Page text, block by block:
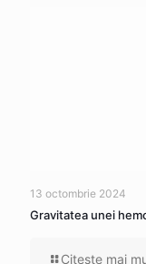
13 octombrie 2024
Gravitatea unei
Citeşte mai